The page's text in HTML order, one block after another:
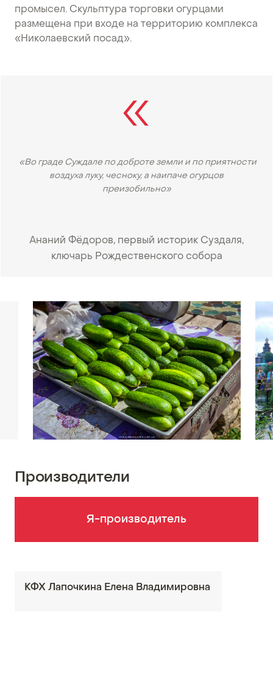
промысел. Скульптура торговки огурцами
размещена при входе на территорию комплекса
«Николаевский посад».
«Во граде Суждале по доброте земли и по приятности
воздуха луку, чесноку, а наипаче огурцов
преизобильно»
Ананий Фёдоров, первый историк Суздаля,
ключарь Рождественского собора
Производители
Я-производитель
КФХ Лапочкина Елена Владимировна